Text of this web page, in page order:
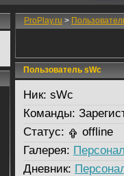
ProPlay.ru >
Пользователь sWc
Ник: sWc
Команды:
Статус:
offline
Галерея:
Дневник: